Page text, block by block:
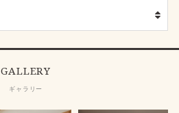
GALLERY
ギャラリー